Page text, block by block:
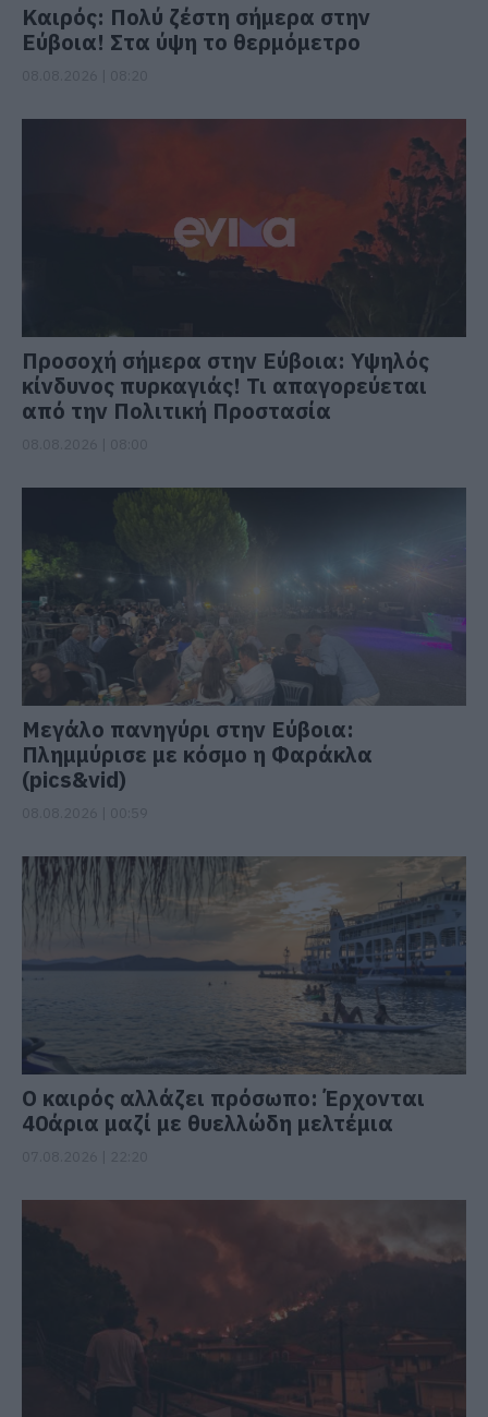
Καιρός: Πολύ ζέστη σήμερα στην
Εύβοια! Στα ύψη το θερμόμετρο
Προσοχή σήμερα στην Εύβοια: Υψηλός
κίνδυνος πυρκαγιάς! Τι απαγορεύεται
από την Πολιτική Προστασία
Μεγάλο πανηγύρι στην Εύβοια:
Πλημμύρισε με κόσμο η Φαράκλα
(pics&vid)
Ο καιρός αλλάζει πρόσωπο: Έρχονται
40άρια μαζί με θυελλώδη μελτέμια